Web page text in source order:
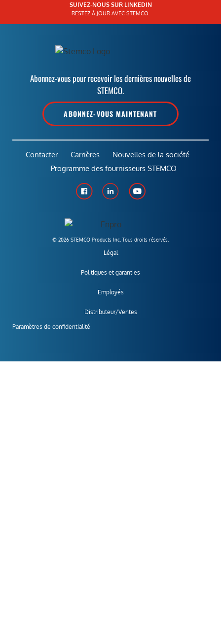
SUIVEZ-NOUS SUR LINKEDIN
RESTEZ À JOUR AVEC STEMCO.
Abonnez-vous pour recevoir les dernières nouvelles de
STEMCO.
ABONNEZ-VOUS MAINTENANT
© 2026 STEMCO Products Inc. Tous droits réservés.
Légal
Politiques et garanties
Employés
Distributeur/Ventes
Paramètres de confidentialité
Contacter Carrières
Nouvelles de la société
Programme des fournisseurs STEMCO